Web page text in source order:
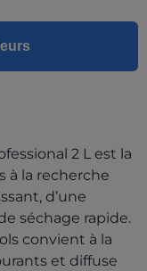
2 L est la
à la recherche
d’une
séchage rapide.
convient à la
et diffuse